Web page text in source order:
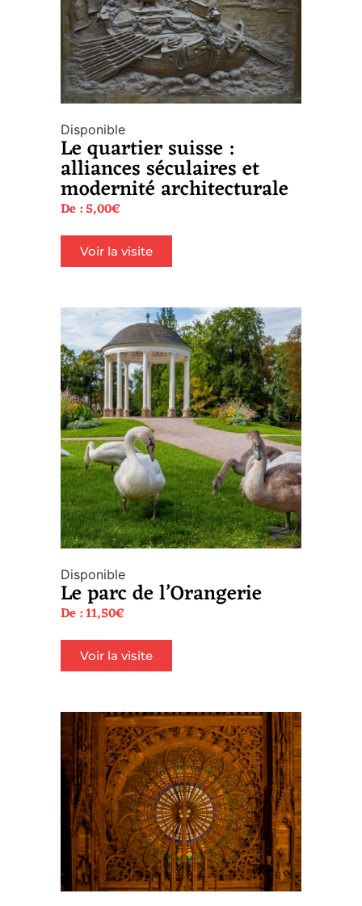
Disponible
Le quartier suisse :
alliances séculaires et
modernité architecturale
De :5,00€
Voir la visite
Disponible
Le parc de l’Orangerie
De :11,50€
Voir la visite